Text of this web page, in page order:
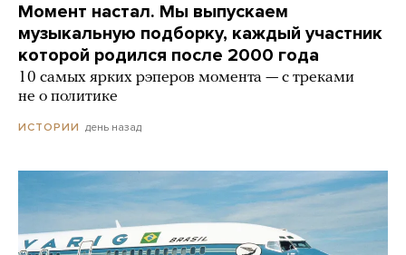
Момент настал. Мы выпускаем
музыкальную подборку, каждый участник
которой родился после 2000 года
10 самых ярких рэперов момента — с треками
не о политике
ИСТОРИИ день назад